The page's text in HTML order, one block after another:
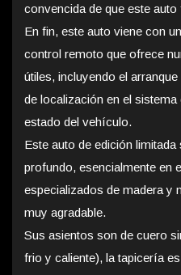
convencida de que este
En fin, este auto viene con
control remoto que ofrece
útiles, incluyendo el
de localización en el
estado del vehículo.
Este auto de edición
profundo, esencialmente en
especializados de madera y
muy agradable.
Sus asientos son de cuero
frio y caliente), la tapicería